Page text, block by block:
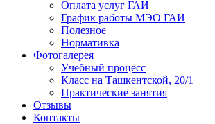
Оплата услуг ГАИ
График работы МЭО ГАИ
Полезное
Нормативка
Фотогалерея
Учебный процесс
Класс на Ташкентской, 20/1
Практические занятия
Отзывы
Контакты